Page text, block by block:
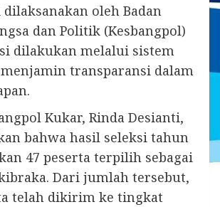
oleh Badan
dan Politik (Kesbangpol)
dilakukan melalui sistem
transparansi dalam
Kukar, Rinda Desianti,
bahwa hasil seleksi tahun
47 peserta terpilih sebagai
Dari jumlah tersebut,
telah dikirim ke tingkat